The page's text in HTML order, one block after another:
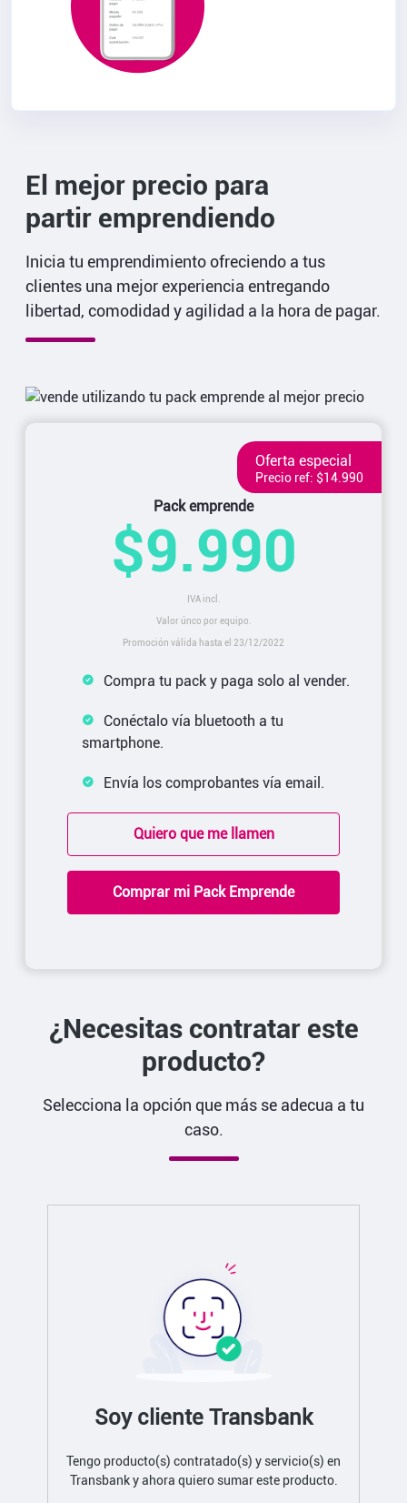
El mejor precio para
partir emprendiendo
Inicia tu emprendimiento ofreciendo a tus
clientes una mejor experiencia entregando
libertad, comodidad y agilidad a la hora de pagar.
Oferta especial
Precio ref: $14.990
Pack emprende
$9.990
IVA incl.
Valor únco por equipo.
Promoción válida hasta el 23/12/2022
Compra tu pack y paga solo al vender.
Conéctalo vía bluetooth a tu
smartphone.
Envía los comprobantes vía email.
Quiero que me llamen
Comprar mi Pack Emprende
¿Necesitas contratar este
producto?
Selecciona la opción que más se adecua a tu
caso.
Soy cliente Transbank
Tengo producto(s) contratado(s) y servicio(s) en
Transbank y ahora quiero sumar este producto.